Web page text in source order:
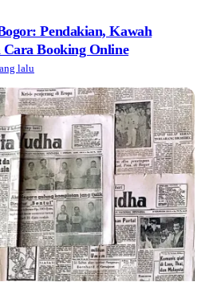
Pendakian, Kawah
Booking Online
lalu